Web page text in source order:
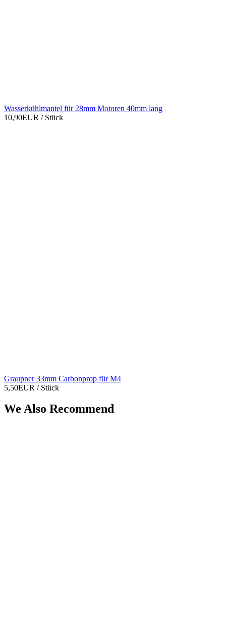
Wasserkühlmantel für 28mm Motoren 40mm lang
10,90EUR / Stück
Graupner 33mm Carbonprop für M4
5,50EUR / Stück
We Also Recommend